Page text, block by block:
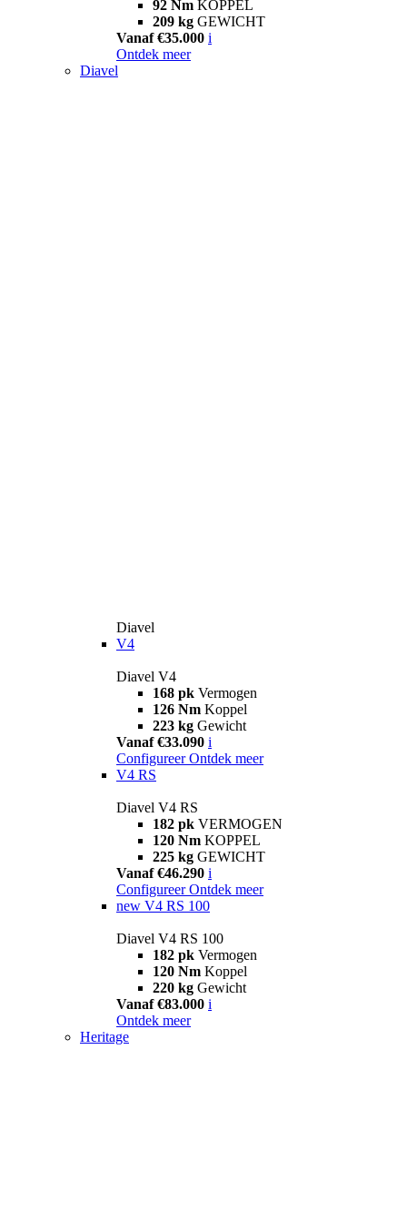
92 Nm KOPPEL
209 kg GEWICHT
Vanaf €35.000 i
Ontdek meer
Diavel
Diavel
V4
Diavel V4
168 pk Vermogen
126 Nm Koppel
223 kg Gewicht
Vanaf €33.090 i
Configureer Ontdek meer
V4 RS
Diavel V4 RS
182 pk VERMOGEN
120 Nm KOPPEL
225 kg GEWICHT
Vanaf €46.290 i
Configureer Ontdek meer
new V4 RS 100
Diavel V4 RS 100
182 pk Vermogen
120 Nm Koppel
220 kg Gewicht
Vanaf €83.000 i
Ontdek meer
Heritage